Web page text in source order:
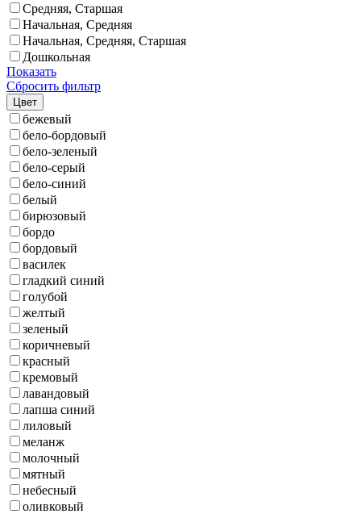
Средняя, Старшая
Начальная, Средняя
Начальная, Средняя, Старшая
Дошкольная
Показать
Сбросить фильтр
Цвет
бежевый
бело-бордовый
бело-зеленый
бело-серый
бело-синий
белый
бирюзовый
бордо
бордовый
василек
гладкий синий
голубой
желтый
зеленый
коричневый
красный
кремовый
лавандовый
лапша синий
лиловый
меланж
молочный
мятный
небесный
оливковый